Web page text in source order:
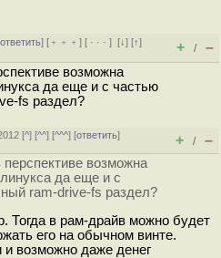
ответить] [ ﹢﹢﹢] [ · · ·][↓] [↑]
+ / –
возможна
да еще и с частью
fs раздел?
[^] [^^] [^^^] [ответить]
+ / –
перспективе возможна
да еще и с
ram-drive-fs раздел?
Тогда в рам-драйв можно будет
его на обычном винте.
возможно даже денег